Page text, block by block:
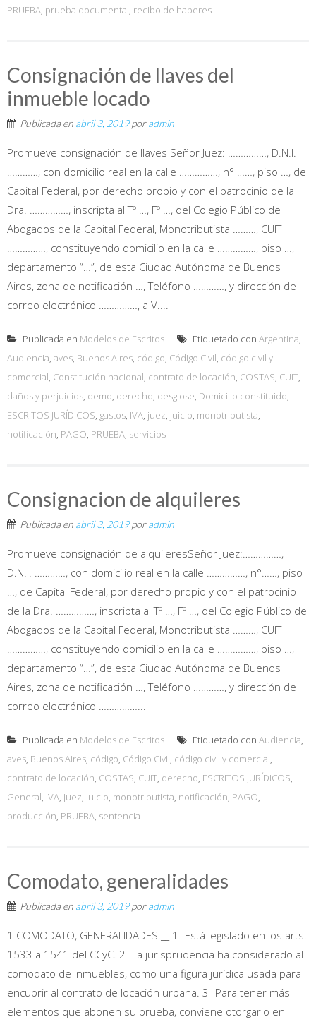
PRUEBA, prueba documental, recibo de haberes
Consignación de llaves del
inmueble locado
Publicada en abril 3, 2019poradmin
Promueve consignación de llaves Señor Juez: ……………, D.N.I.
…………, con domicilio real en la calle ……………, n° ……, piso …, de
Capital Federal, por derecho propio y con el patrocinio de la
Dra. ……………, inscripta al Tº …, Fº …, del Colegio Público de
Abogados de la Capital Federal, Monotributista ………, CUIT
……………, constituyendo domicilio en la calle ……………, piso …,
departamento “…”, de esta Ciudad Autónoma de Buenos
Aires, zona de notificación …, Teléfono …………, y dirección de
correo electrónico ……………, a V....
Publicada en Modelos de Escritos Etiquetado con Argentina,
Audiencia, aves, Buenos Aires, código, Código Civil, código civil y
comercial, Constitución nacional, contrato de locación, COSTAS, CUIT,
daños y perjuicios, demo, derecho, desglose, Domicilio constituido,
ESCRITOS JURÍDICOS, gastos, IVA, juez, juicio, monotributista,
notificación, PAGO, PRUEBA, servicios
Consignacion de alquileres
Publicada en abril 3, 2019poradmin
Promueve consignación de alquileresSeñor Juez:……………,
D.N.I. …………, con domicilio real en la calle ……………, n°……, piso
…, de Capital Federal, por derecho propio y con el patrocinio
de la Dra. ……………, inscripta al Tº …, Fº …, del Colegio Público de
Abogados de la Capital Federal, Monotributista ………, CUIT
……………, constituyendo domicilio en la calle ……………, piso …,
departamento “…”, de esta Ciudad Autónoma de Buenos
Aires, zona de notificación …, Teléfono …………, y dirección de
correo electrónico ……………...
Publicada en Modelos de Escritos Etiquetado con Audiencia,
aves, Buenos Aires, código, Código Civil, código civil y comercial,
contrato de locación, COSTAS, CUIT, derecho, ESCRITOS JURÍDICOS,
General, IVA, juez, juicio, monotributista, notificación, PAGO,
producción, PRUEBA, sentencia
Comodato, generalidades
Publicada en abril 3, 2019poradmin
1 COMODATO, GENERALIDADES.__ 1- Está legislado en los arts.
1533 a 1541 del CCyC. 2- La jurisprudencia ha considerado al
comodato de inmuebles, como una figura jurídica usada para
encubrir al contrato de locación urbana. 3- Para tener más
elementos que abonen su prueba, conviene otorgarlo en